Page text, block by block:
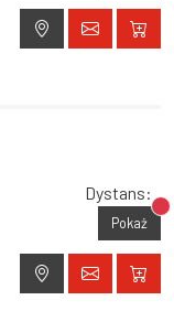
Dystans:
Pokaż